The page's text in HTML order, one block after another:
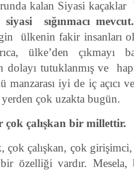
kalan Siyasi
siyasi sığınmacı
ülkenin fakir insanları
ülke’den çıkmayı
dolayı tutuklanmış ve
manzarası iyi de iç açıcı
çok uzakta bugün.
çok çalışkan bir millettir.
çok çalışkan, çok
özelliği vardır. Mesela,